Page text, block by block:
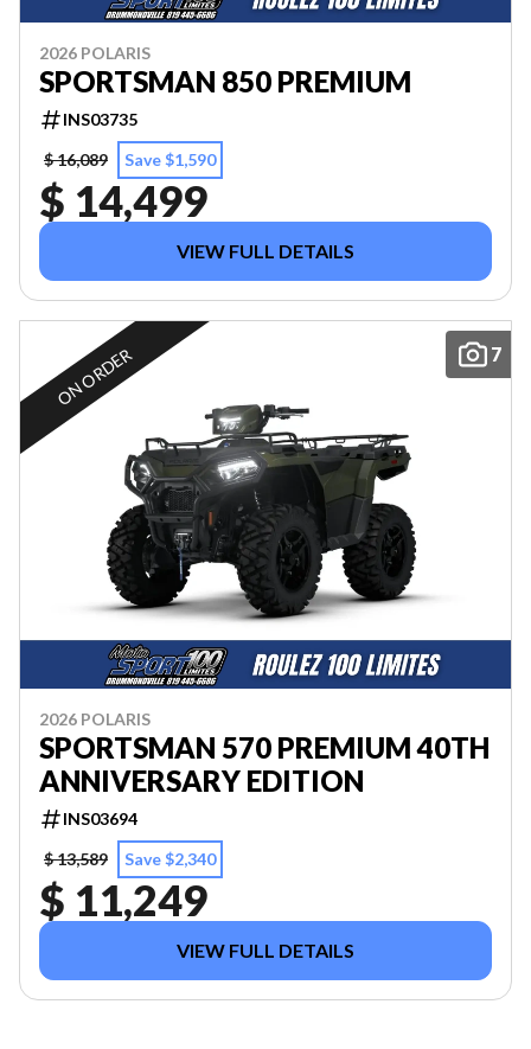
2026 POLARIS
SPORTSMAN 850 PREMIUM
INS03735
$ 16,089
Save $1,590
$ 14,499
VIEW FULL DETAILS
7
ON ORDER
2026 POLARIS
SPORTSMAN 570 PREMIUM 40TH
ANNIVERSARY EDITION
INS03694
$ 13,589
Save $2,340
$ 11,249
VIEW FULL DETAILS